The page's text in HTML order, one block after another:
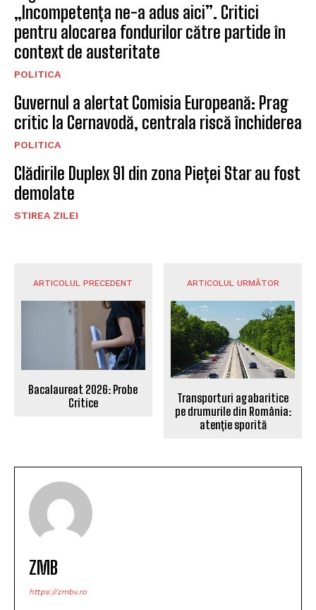
Pîslaru de la MIPE îl avertizează pe Pîslaru de
la Muncă despre neglijarea personalului
propriu
Guvernul aprobă măsuri drastice: Limitarea
consumului industrial și stoparea
POLITICA
Roxana Mînzatu propune instituirea unei Zile
Eugen Tomac critică dur Guvernul:
„Incompetența ne-a adus aici”. Critici
pentru alocarea fondurilor către partide în
context de austeritate
Guvernul a alertat Comisia Europeană: Prag
critic la Cernavodă, centrala riscă închiderea
Clădirile Duplex 91 din zona Pieței Star au fost
demolate
STIREA ZILEI
ARTICOLUL PRECEDENT